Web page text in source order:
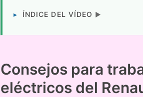
ÍNDICE DEL VÍDEO
Consejos para
eléctricos del